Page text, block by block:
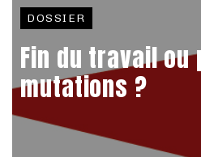
DOSSIER
Fin du travail ou
mutations ?